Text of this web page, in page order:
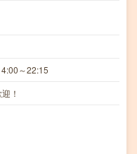
～22:15
！